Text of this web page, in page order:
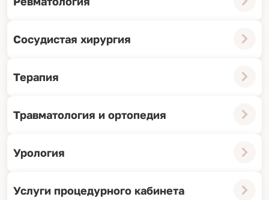
Сосудистая хирургия
Терапия
Травматология и ортопедия
Урология
Услуги процедурного кабинета